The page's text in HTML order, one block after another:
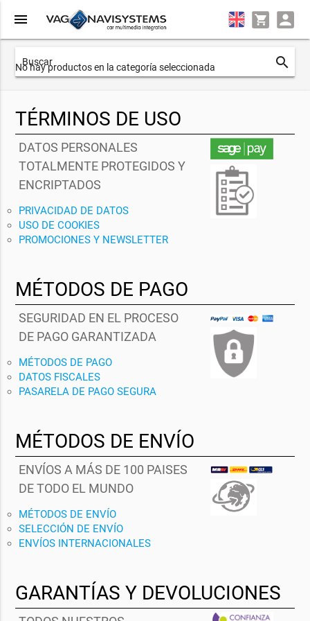
menu
search
No hay productos en la categoría seleccionada
TÉRMINOS DE USO
DATOS PERSONALES
TOTALMENTE PROTEGIDOS Y
ENCRIPTADOS
PRIVACIDAD DE DATOS
USO DE COOKIES
PROMOCIONES Y NEWSLETTER
MÉTODOS DE PAGO
SEGURIDAD EN EL PROCESO
DE PAGO GARANTIZADA
MÉTODOS DE PAGO
DATOS FISCALES
PASARELA DE PAGO SEGURA
MÉTODOS DE ENVÍO
ENVÍOS A MÁS DE 100 PAISES
DE TODO EL MUNDO
MÉTODOS DE ENVÍO
SELECCIÓN DE ENVÍO
ENVÍOS INTERNACIONALES
GARANTÍAS Y DEVOLUCIONES